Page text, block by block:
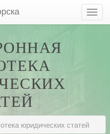
юридических статей